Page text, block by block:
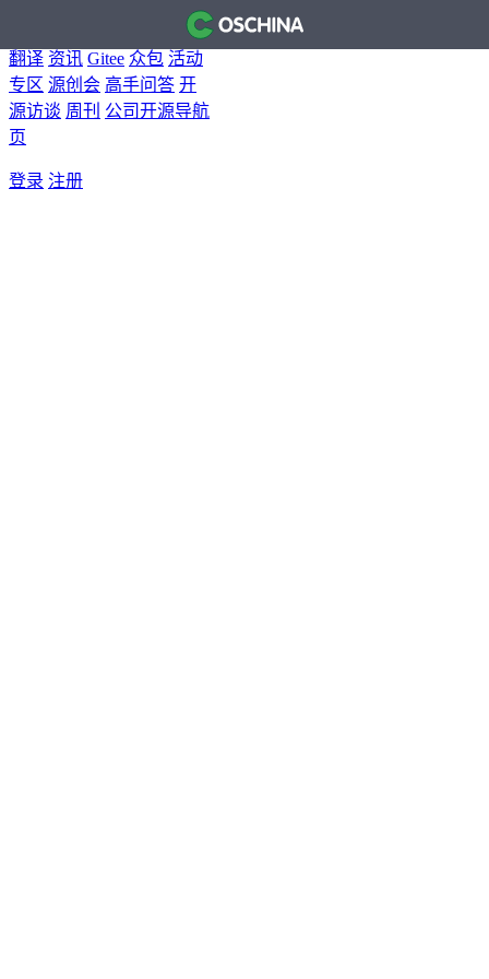
博客
翻译 资讯 Gitee 众包 活动
专区 源创会 高手问答 开
源访谈 周刊 公司开源导航
页
登录 注册